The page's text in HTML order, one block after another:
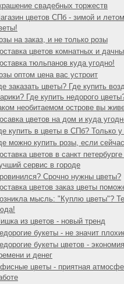
свадебных торжеств
цветов СПб - зимой и
на заказ, и не только розы
цветов комнатных и
тюльпанов куда угодно!
оптом цена вас устроит
заказать цветы? Где купить
Где купить недорого
необитаемом острове вы
цветов на дом и куда
купить в цветы в СПб? Только
можно купить розы, если
цветов в санкт петербурге
сервис в городе
Срочно нужны цветы?
цветов заказ цветы
мысль: "Куплю цветы"?
из цветов - новый тренд
букеты - не значит
букеты цветов - экономия
и денег
цветы - приятная